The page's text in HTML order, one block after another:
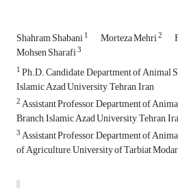
Shahram Shabani1 Morteza Mehri2
Mohsen Sharafi3
1Ph.D. Candidate, Department of Animal
Islamic Azad University, Tehran, ‎Iran
2Assistant Professor, Department of
Branch, Islamic Azad University, Tehran,
3Assistant Professor, Department of
of Agriculture, University of Tarbiat